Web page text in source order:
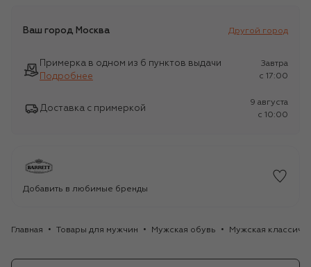
Ваш город Москва Другой город
Примерка в одном из 6 пунктов выдачи
Подробнее
Завтра
c 17:00
Доставка с примеркой
9 августа
c 10:00
Добавить в любимые бренды
Главная Товары для мужчин Мужская обувь Мужская